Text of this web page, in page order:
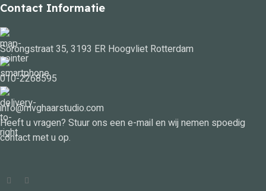
Contact Informatie
Sorongstraat 35, 3193 ER Hoogvliet Rotterdam
010-2268595
info@mvghaarstudio.com
Heeft u vragen? Stuur ons een e-mail en wij nemen spoedig
contact met u op.